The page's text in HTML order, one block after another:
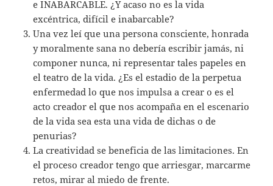
e INABARCABLE. ¿Y acaso no es la vida
excéntrica, difícil e inabarcable?
Una vez leí que una persona consciente, honrada
y moralmente sana no debería escribir jamás, ni
componer nunca, ni representar tales papeles en
el teatro de la vida. ¿Es el estadio de la perpetua
enfermedad lo que nos impulsa a crear o es el
acto creador el que nos acompaña en el escenario
de la vida sea esta una vida de dichas o de
penurias?
La creatividad se beneficia de las limitaciones. En
el proceso creador tengo que arriesgar, marcarme
retos, mirar al miedo de frente.